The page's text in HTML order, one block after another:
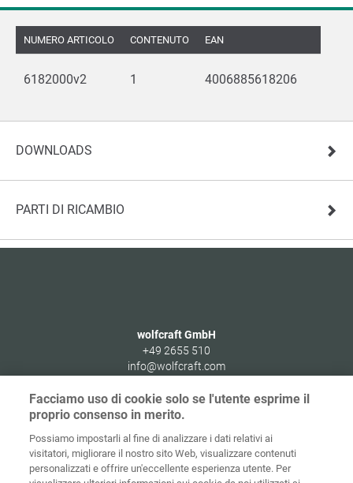
NUMERO ARTICOLO CONTENUTO EAN
6182000v2 1 4006885618206
DOWNLOADS
PARTI DI RICAMBIO
wolfcraft GmbH
+49 2655 510
info@wolfcraft.com
Wolffstraße 1
56746 Kempenich
Germany
Facciamo uso di cookie solo se l'utente esprime il
proprio consenso in merito.
Possiamo impostarli al fine di analizzare i dati relativi ai
visitatori, migliorare il nostro sito Web, visualizzare contenuti
personalizzati e offrire un'eccellente esperienza utente. Per